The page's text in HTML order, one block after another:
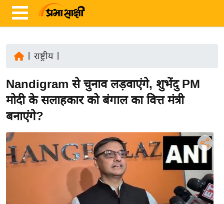
ज़ा
ख
र
रा
ष्ट्री
य
राष्ट्रीय|
Nandigram से चुनाव लड़वाएंगे, शुभेंदु PM
मोदी के सलाहकार को बंगाल का वित्त मंत्री
बनाएंगे?